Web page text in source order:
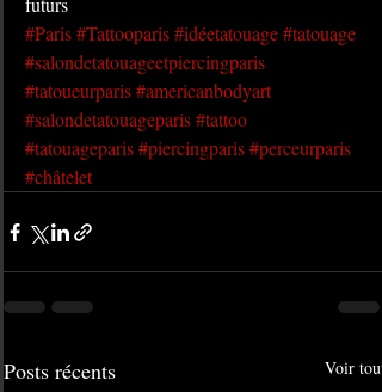
#Paris#Tattooparis#idéetatouage#tatouage
#salondetatouageetpiercingparis
#tatoueurparis#americanbodyart
#salondetatouageparis#tattoo
#tatouageparis#piercingparis#perceurparis
#châtelet
Posts récents Voir tout